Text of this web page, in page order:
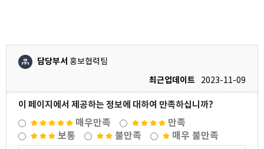
담당부서 홍보협력팀
최근업데이트
2023-11-09
이 페이지에서 제공하는 정보에 대하여 만족하십니까?
매우만족
만족
보통
불만족 매우 불만족